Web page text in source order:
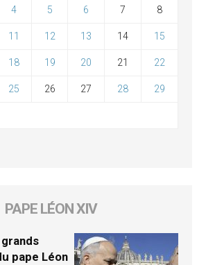
4 5 6 7 8
11 12 13 14 15
18 19 20 21 22
25 26 27 28 29
PAPE LÉON XIV
pape Léon